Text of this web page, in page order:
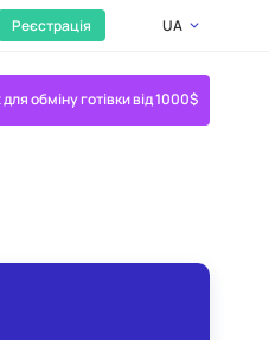
Реєстрація UA
обміну готівки від 1000$